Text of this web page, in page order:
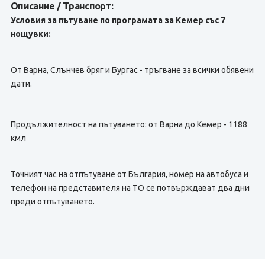
Описание / Транспорт:
Условия за пътуване по програмата за Кемер със 7
нощувки:
От Варна, Слънчев бряг и Бургас - тръгване за всички обявени
дати.
Продължителност на пътуването: от Варна до Кемер - 1188
кмл
Точният час на отпътуване от България, номер на автобуса и
телефон на представителя на TО се потвърждават два дни
преди отпътуването.